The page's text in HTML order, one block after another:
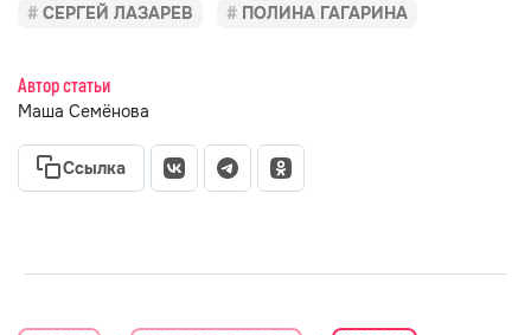
СЕРГЕЙ ЛАЗАРЕВ ПОЛИНА ГАГАРИНА
Автор статьи
Маша Семёнова
Ссылка